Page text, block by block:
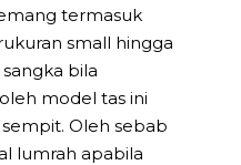
termasuk
small hingga
bila
model tas ini
Oleh sebab
lumrah apabila